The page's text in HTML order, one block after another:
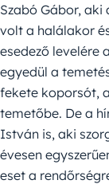
Szabó Gábor, aki
volt a halálakor
esedező levelére
egyedül a
fekete koporsót,
temetőbe. De a
István is, aki
évesen
eset a